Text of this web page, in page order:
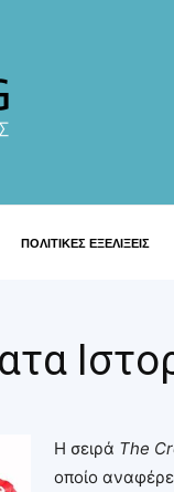
ΠΟΛΙΤΙΚΕΣ ΕΞΕΛΙΞΕΙΣ
Η σειρά The
οποίο